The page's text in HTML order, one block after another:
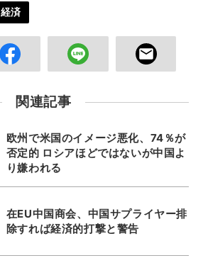
済
関連記事
欧州で米国のイメージ悪化、74％が
否定的 ロシアほどではないが中国よ
り嫌われる
在EU中国商会、中国サプライヤー排
除すれば経済的打撃と警告